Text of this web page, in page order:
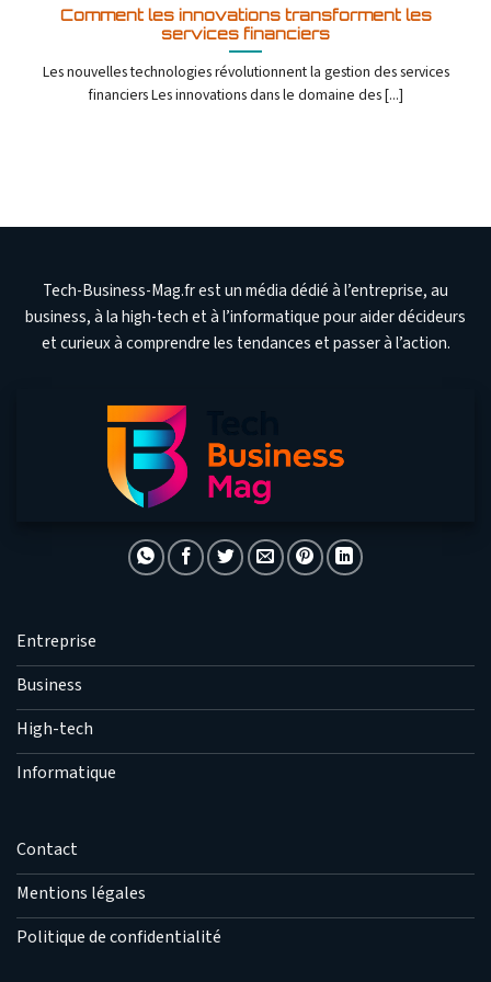
Comment les innovations transforment les
services financiers
Les nouvelles technologies révolutionnent la gestion des services
financiers Les innovations dans le domaine des [...]
Tech-Business-Mag.fr est un média dédié à l’entreprise, au
business, à la high-tech et à l’informatique pour aider décideurs
et curieux à comprendre les tendances et passer à l’action.
Entreprise
Business
High-tech
Informatique
Contact
Mentions légales
Politique de confidentialité